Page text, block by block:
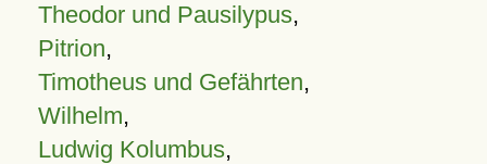
Theodor und Pausilypus,
Pitrion,
Timotheus und Gefährten,
Wilhelm,
Ludwig Kolumbus,